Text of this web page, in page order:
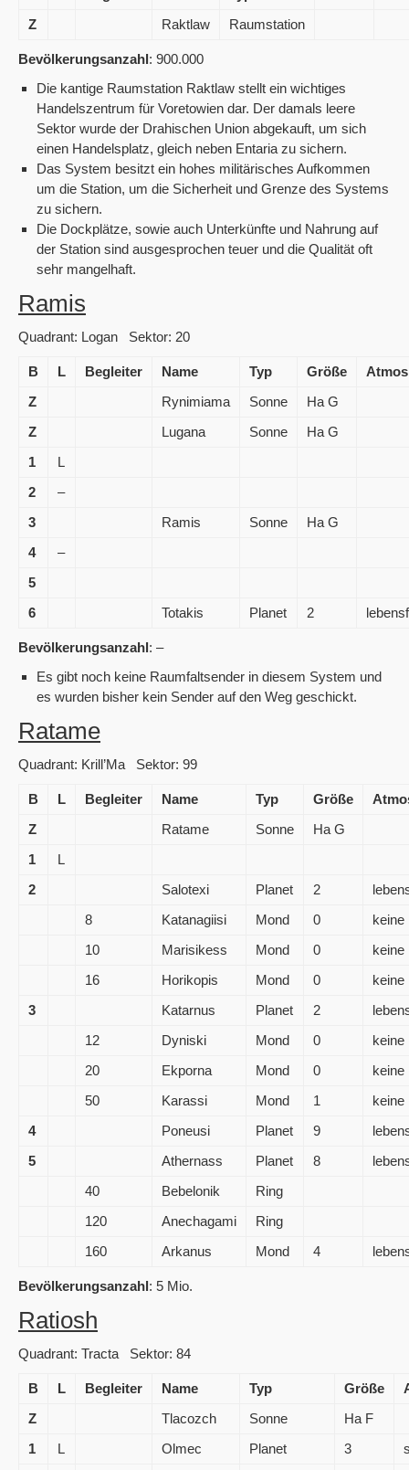
Z
Raktlaw Raumstation
Bevölkerungsanzahl: 900.000
Die kantige Raumstation Raktlaw stellt ein wichtiges
Handelszentrum für Voretowien dar. Der damals leere
Sektor wurde der Drahischen Union abgekauft, um sich
einen Handelsplatz, gleich neben Entaria zu sichern.
Das System besitzt ein hohes militärisches Aufkommen
um die Station, um die Sicherheit und Grenze des Systems
zu sichern.
Die Dockplätze, sowie auch Unterkünfte und Nahrung auf
der Station sind ausgesprochen teuer und die Qualität oft
sehr mangelhaft.
Ramis
Quadrant: Logan Sektor: 20
B L Begleiter Name Typ Größe
Z
Rynimiama Sonne
Ha G
Z
Lugana Sonne
Ha G
1
L
2
–
3
Ramis Sonne
Ha G
4
–
5
6
Totakis Planet 2
Bevölkerungsanzahl: –
Es gibt noch keine Raumfaltsender in diesem System und
es wurden bisher kein Sender auf den Weg geschickt.
Ratame
Quadrant: Krill’Ma Sektor: 99
B L Begleiter Name Typ Größe
Z
Ratame Sonne
Ha G
1
L
2
Salotexi Planet 2
8
Katanagiisi Mond 0
keine
10
Marisikess Mond 0
keine
16
Horikopis Mond 0
keine
3
Katarnus Planet 2
12
Dyniski Mond 0
keine
20
Ekporna Mond 0
keine
50
Karassi Mond 1
keine
4
Poneusi Planet 9
5
Athernass Planet 8
40
Bebelonik
Ring
120
Anechagami
Ring
160
Arkanus Mond 4
Bevölkerungsanzahl: 5 Mio.
Ratiosh
Quadrant: Tracta Sektor: 84
B L Begleiter Name Typ Größe
Z
Tlacozch Sonne
Ha F
1
L Olmec Planet 3